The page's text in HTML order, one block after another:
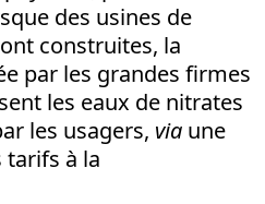
des usines de
construites, la
par les grandes firmes
les eaux de nitrates
les usagers, via une
tarifs à la